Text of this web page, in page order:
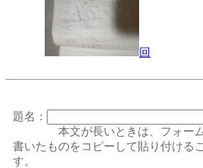
回
題名：
本文が長いときは、フォーム
書いたものをコピーして貼り付ける
す。